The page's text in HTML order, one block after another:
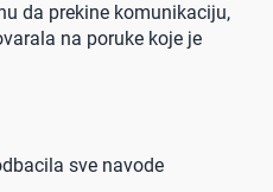
da prekine komunikaciju,
na poruke koje je
sve navode